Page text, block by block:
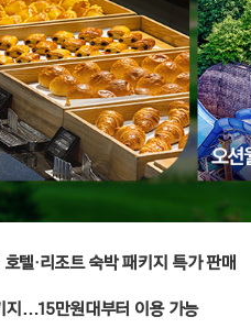
텔·리조트 숙박 패키지 특가 판매
지…15만원대부터 이용 가능